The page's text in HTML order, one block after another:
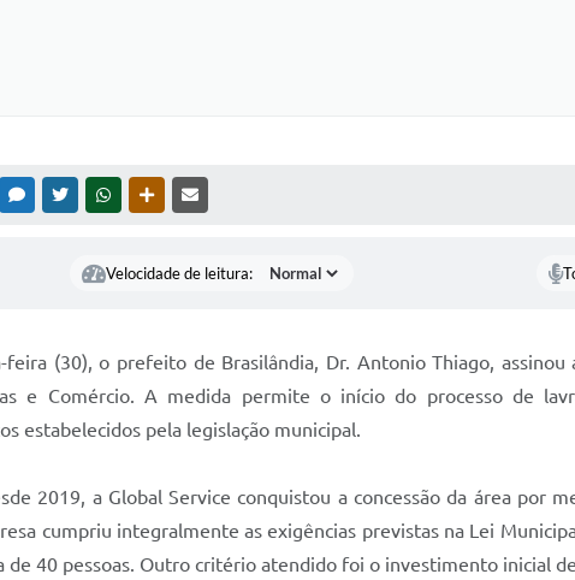
MESSENGER
TWITTERWHATSAPPOUTRAS MÍDIAS
Velocidade de leitura:
feira (30), o prefeito de Brasilândia, Dr. Antonio Thiago,
e Comércio. A medida permite o início do processo de
estabelecidos pela legislação municipal.
2019, a Global Service conquistou a concessão da área por
cumpriu integralmente as exigências previstas na Lei
de 40 pessoas. Outro critério atendido foi o investimento inicial